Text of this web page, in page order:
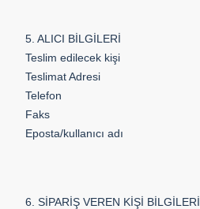
5. ALICI BİLGİLERİ
Teslim edilecek kişi
Teslimat Adresi
Telefon
Faks
Eposta/kullanıcı adı
6. SİPARİŞ VEREN KİŞİ BİLGİLERİ